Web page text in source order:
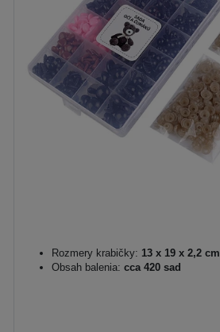
Rozmery krabičky: 13 x 19 x 2,2 cm
Obsah balenia: cca 420 sad